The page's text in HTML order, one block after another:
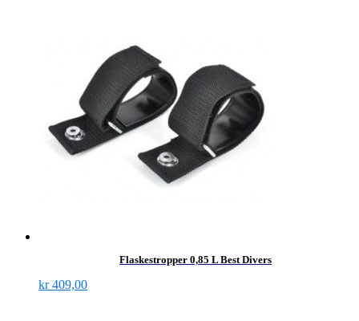
Flaskestropper 0,85 L Best Divers
kr409,00